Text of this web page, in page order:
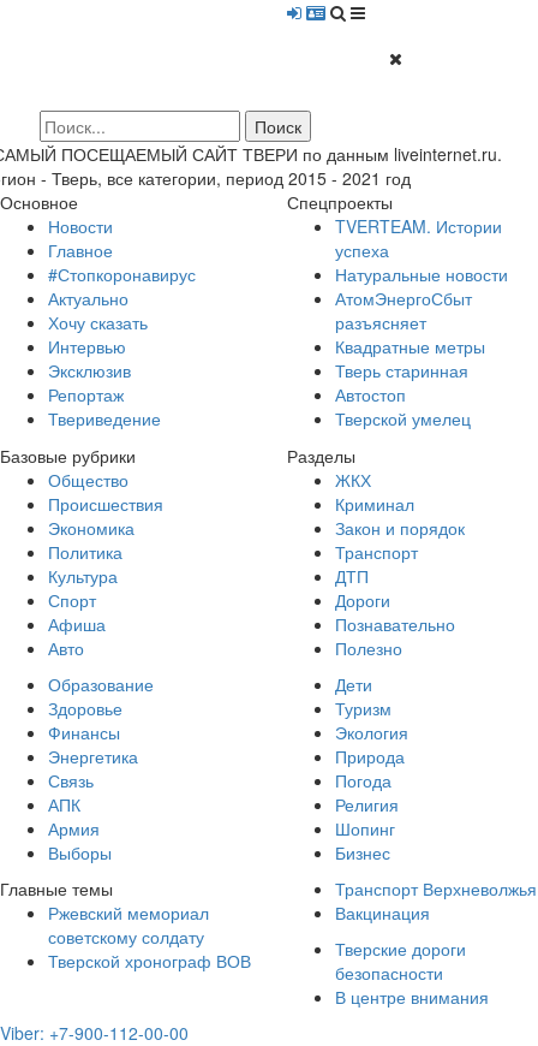
ПОСЕЩАЕМЫЙ САЙТ ТВЕРИ по данным liveinternet.ru.
- Тверь, все категории, период 2015 - 2021 год
Основное
Новости
Главное
#Стопкоронавирус
Актуально
Хочу сказать
Интервью
Эксклюзив
Репортаж
Твериведение
Спецпроекты
TVERTEAM. Истории
успеха
Натуральные новости
АтомЭнергоСбыт
разъясняет
Квадратные метры
Тверь старинная
Автостоп
Тверской умелец
Базовые рубрики
Общество
Происшествия
Экономика
Политика
Культура
Спорт
Афиша
Авто
Разделы
ЖКХ
Криминал
Закон и порядок
Транспорт
ДТП
Дороги
Познавательно
Полезно
Образование
Здоровье
Финансы
Энергетика
Связь
АПК
Армия
Выборы
Дети
Туризм
Экология
Природа
Погода
Религия
Шопинг
Бизнес
Главные темы
Ржевский мемориал
советскому солдату
Тверской хронограф ВОВ
Транспорт Верхневолжья
Вакцинация
Тверские дороги
безопасности
В центре внимания
Viber: +7-900-112-00-00